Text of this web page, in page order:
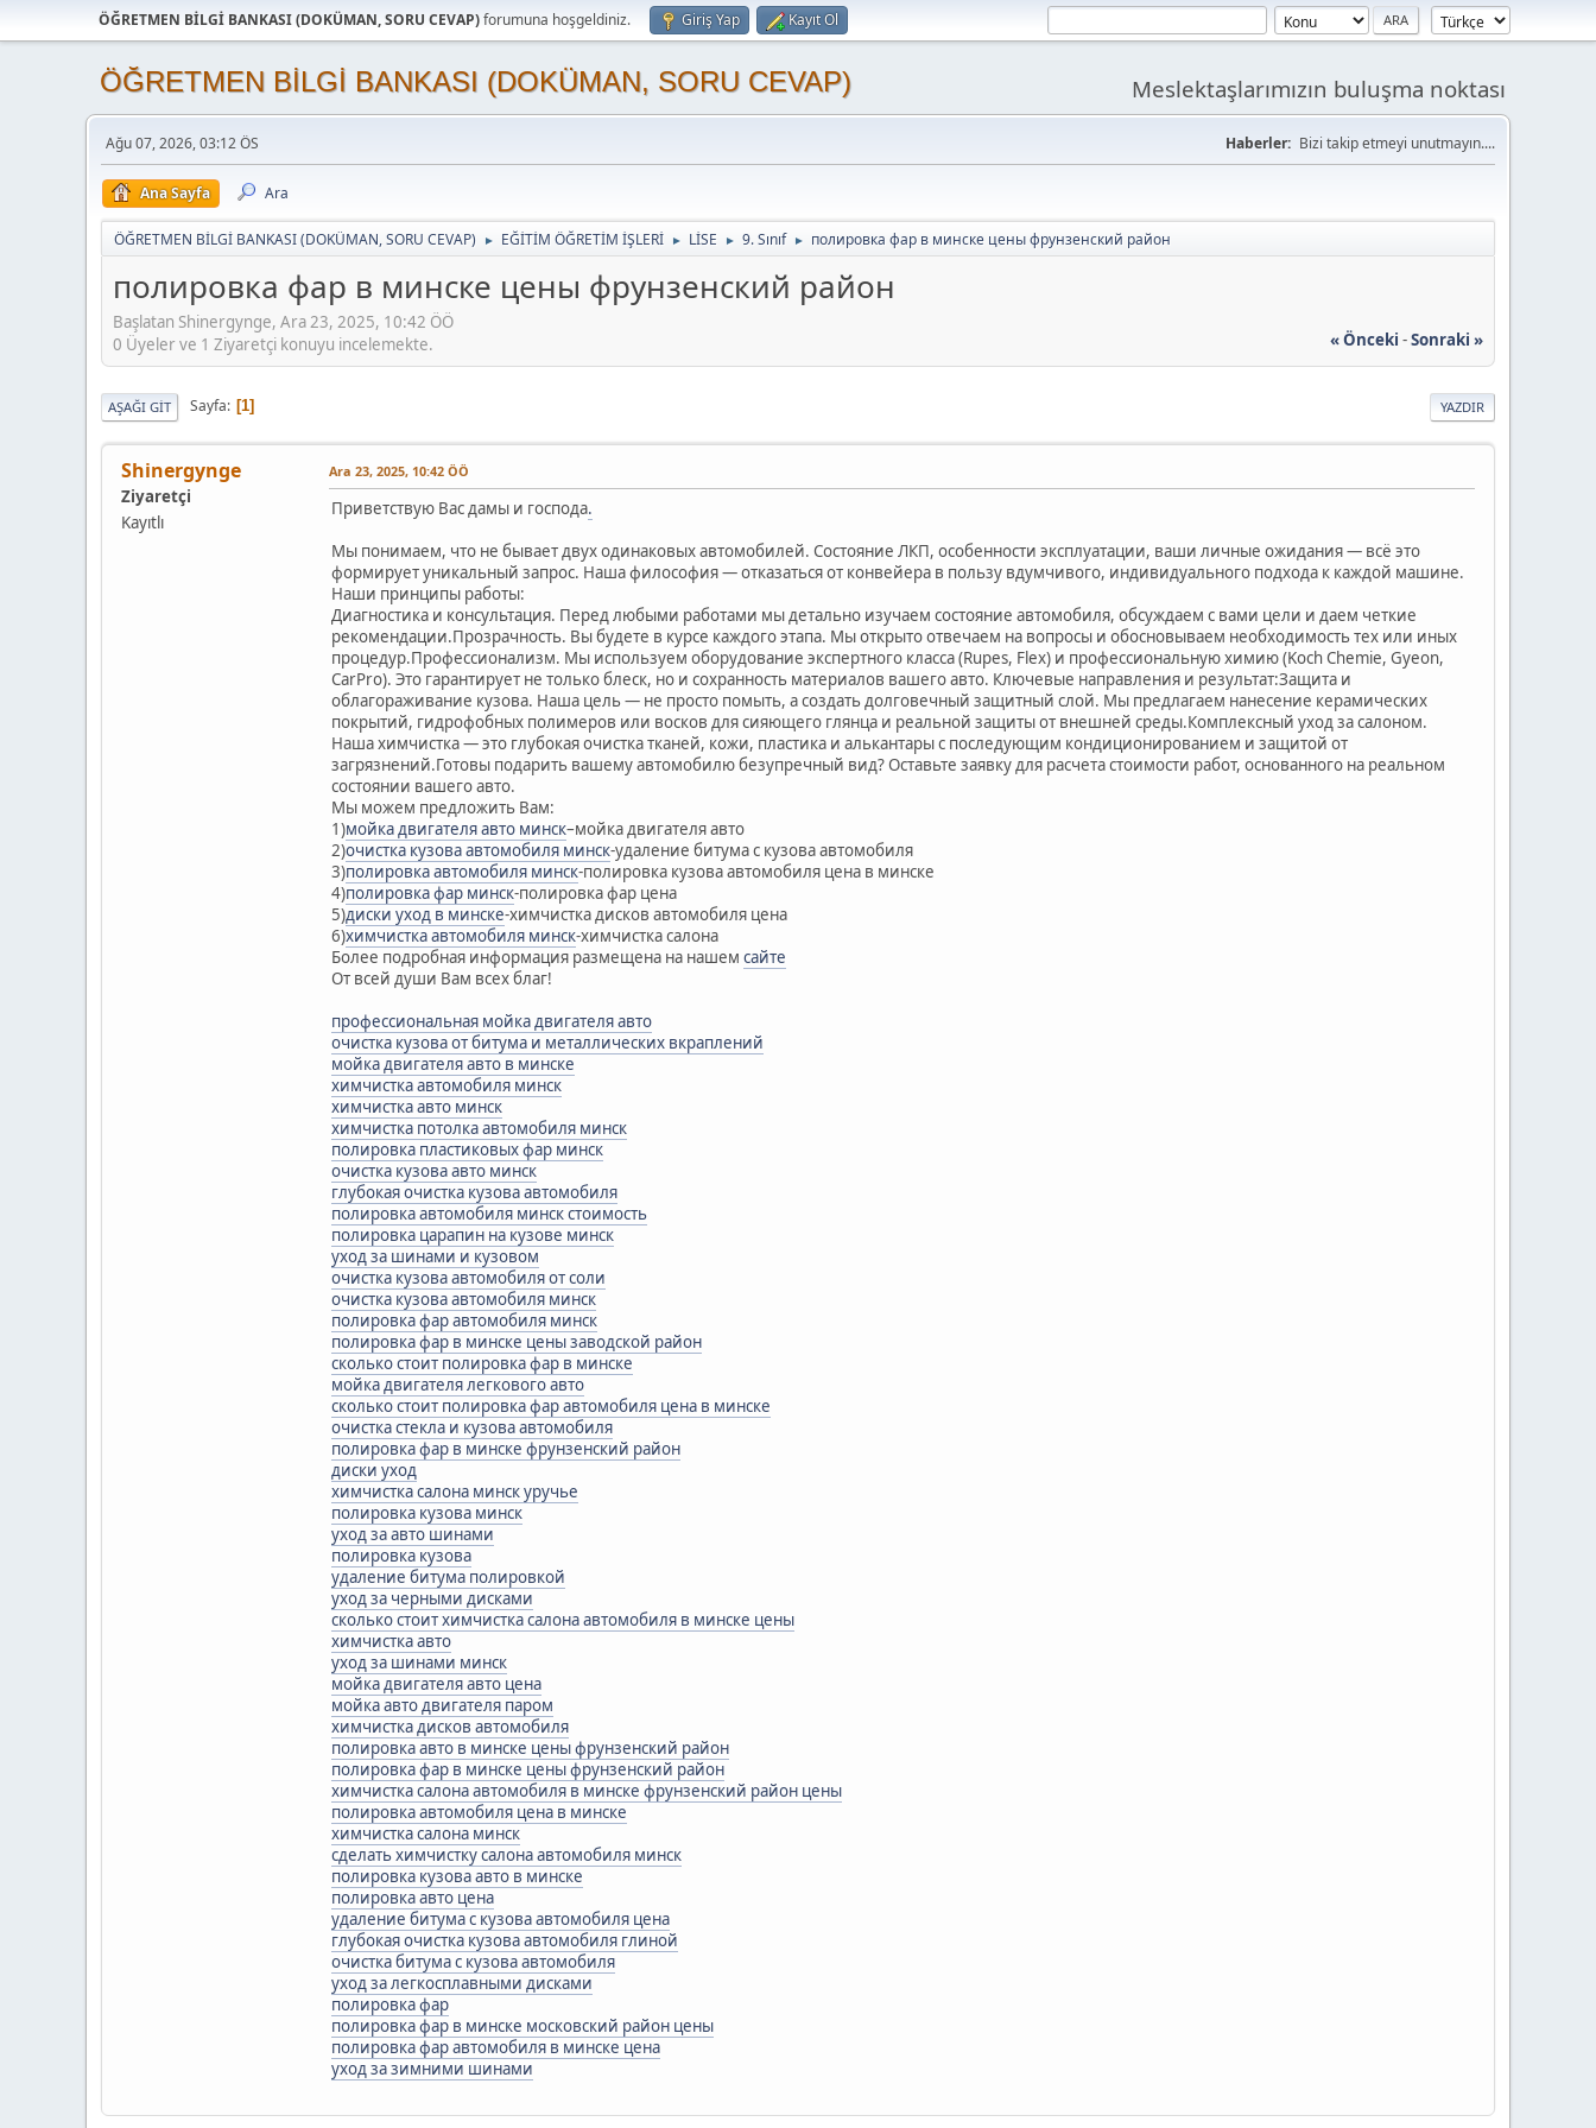
ÖĞRETMEN BİLGİ BANKASI (DOKÜMAN, SORU CEVAP)forumuna hoşgeldiniz. Giriş Yap Kayıt Ol
ÖĞRETMEN BİLGİ BANKASI (DOKÜMAN, SORU CEVAP) Meslektaşlarımızın buluşma noktası
Ağu 07, 2026, 03:12 ÖS Haberler: Bizi takip etmeyi unutmayın....
Ana Sayfa Ara
ÖĞRETMEN BİLGİ BANKASI (DOKÜMAN, SORU CEVAP) ► EĞİTİM ÖĞRETİM İŞLERİ ► LİSE ► 9. Sınıf ► полировка фар в минске цены фрунзенский район
полировка фар в минске цены фрунзенский район
Başlatan Shinergynge, Ara 23, 2025, 10:42 ÖÖ
« Önceki -Sonraki »
0 Üyeler ve 1 Ziyaretçi konuyu incelemekte.
YAZDIR
AŞAĞI GIT Sayfa 1
Shinergynge
Ziyaretçi
Kayıtlı
Ara 23, 2025, 10:42 ÖÖ
Приветствую Вас дамы и господа.
Мы понимаем, что не бывает двух одинаковых автомобилей. Состояние ЛКП, особенности эксплуатации, ваши личные ожидания — всё это
формирует уникальный запрос. Наша философия — отказаться от конвейера в пользу вдумчивого, индивидуального подхода к каждой машине.
Наши принципы работы:
Диагностика и консультация. Перед любыми работами мы детально изучаем состояние автомобиля, обсуждаем с вами цели и даем четкие
рекомендации.Прозрачность. Вы будете в курсе каждого этапа. Мы открыто отвечаем на вопросы и обосновываем необходимость тех или иных
процедур.Профессионализм. Мы используем оборудование экспертного класса (Rupes, Flex) и профессиональную химию (Koch Chemie, Gyeon,
CarPro). Это гарантирует не только блеск, но и сохранность материалов вашего авто. Ключевые направления и результат:Защита и
облагораживание кузова. Наша цель — не просто помыть, а создать долговечный защитный слой. Мы предлагаем нанесение керамических
покрытий, гидрофобных полимеров или восков для сияющего глянца и реальной защиты от внешней среды.Комплексный уход за салоном.
Наша химчистка — это глубокая очистка тканей, кожи, пластика и алькантары с последующим кондиционированием и защитой от
загрязнений.Готовы подарить вашему автомобилю безупречный вид? Оставьте заявку для расчета стоимости работ, основанного на реальном
состоянии вашего авто.
Мы можем предложить Вам:
1)мойка двигателя авто минск–мойка двигателя авто
2)очистка кузова автомобиля минск-удаление битума с кузова автомобиля
3)полировка автомобиля минск-полировка кузова автомобиля цена в минске
4)полировка фар минск-полировка фар цена
5)диски уход в минске-химчистка дисков автомобиля цена
6)химчистка автомобиля минск-химчистка салона
Более подробная информация размещена на нашем сайте
От всей души Вам всех благ!
профессиональная мойка двигателя авто
очистка кузова от битума и металлических вкраплений
мойка двигателя авто в минске
химчистка автомобиля минск
химчистка авто минск
химчистка потолка автомобиля минск
полировка пластиковых фар минск
очистка кузова авто минск
глубокая очистка кузова автомобиля
полировка автомобиля минск стоимость
полировка царапин на кузове минск
уход за шинами и кузовом
очистка кузова автомобиля от соли
очистка кузова автомобиля минск
полировка фар автомобиля минск
полировка фар в минске цены заводской район
сколько стоит полировка фар в минске
мойка двигателя легкового авто
сколько стоит полировка фар автомобиля цена в минске
очистка стекла и кузова автомобиля
полировка фар в минске фрунзенский район
диски уход
химчистка салона минск уручье
полировка кузова минск
уход за авто шинами
полировка кузова
удаление битума полировкой
уход за черными дисками
сколько стоит химчистка салона автомобиля в минске цены
химчистка авто
уход за шинами минск
мойка двигателя авто цена
мойка авто двигателя паром
химчистка дисков автомобиля
полировка авто в минске цены фрунзенский район
полировка фар в минске цены фрунзенский район
химчистка салона автомобиля в минске фрунзенский район цены
полировка автомобиля цена в минске
химчистка салона минск
сделать химчистку салона автомобиля минск
полировка кузова авто в минске
полировка авто цена
удаление битума с кузова автомобиля цена
глубокая очистка кузова автомобиля глиной
очистка битума с кузова автомобиля
уход за легкосплавными дисками
полировка фар
полировка фар в минске московский район цены
полировка фар автомобиля в минске цена
уход за зимними шинами